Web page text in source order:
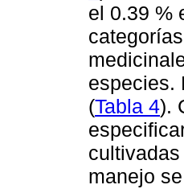
el 0.39 %
especies.
(Tabla 4).
manejo